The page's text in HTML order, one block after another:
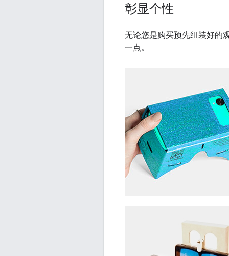
彰显个性
无论您是购买预先组装好的
一点。